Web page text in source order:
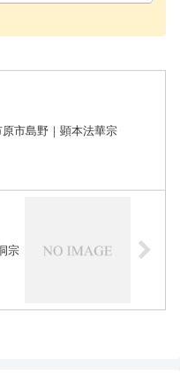
市島野｜顕本法華宗
宗